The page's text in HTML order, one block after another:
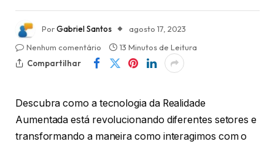
PorGabriel Santos
agosto 17, 2023
Nenhum comentário
13 Minutos de Leitura
Compartilhar
Descubra como a tecnologia da Realidade
Aumentada está revolucionando diferentes setores e
transformando a maneira como interagimos com o